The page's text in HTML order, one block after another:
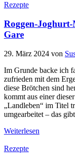
Rezepte
Roggen-
Gare
29. März 2024 von
Im Grunde backe ich
zufrieden mit dem
diese Brötchen sind
kommt aus einer
„Landleben“ im Titel
umgearbeitet – das
Weiterlesen
Rezepte